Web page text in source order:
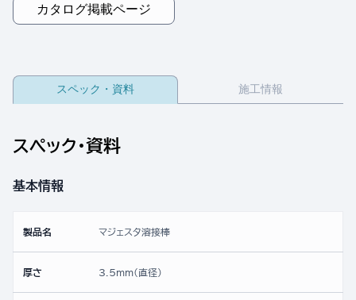
カタログ掲載ページ
スペック・資料 施工情報
スペック・資料
基本情報
製品名 マジェスタ溶接棒
厚さ 3.5mm(直径)